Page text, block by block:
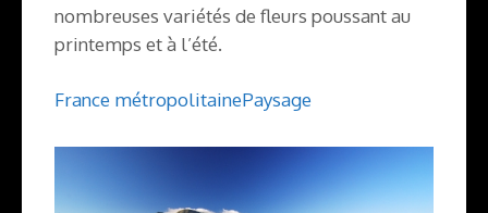
nombreuses variétés de fleurs poussant au
printemps et à l’été.
France métropolitainePaysage